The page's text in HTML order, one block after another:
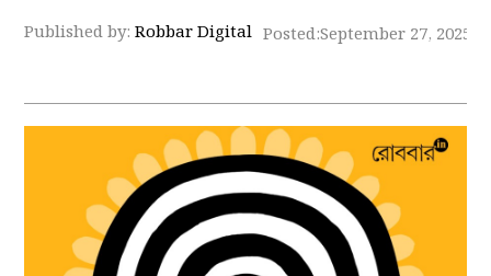
Published by:Robbar Digital Posted:September 27, 2025